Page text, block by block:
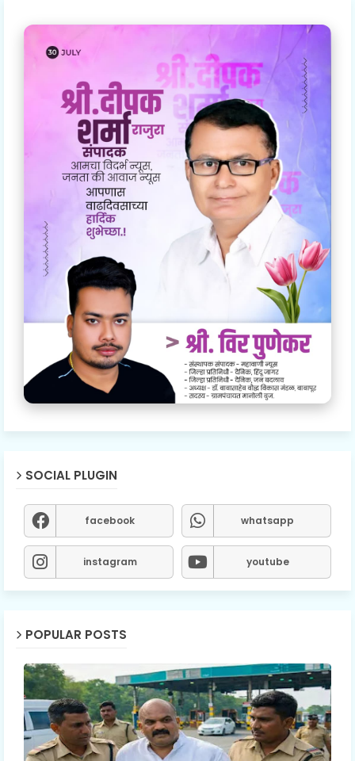
SOCIAL PLUGIN
facebook whatsapp
instagram youtube
POPULAR POSTS